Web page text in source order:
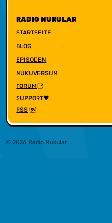
RADIO NUKULAR
STARTSEITE
BLOG
EPISODEN
NUKUVERSUM
FORUM
SUPPORT
RSS
© 2026 Radio Nukular